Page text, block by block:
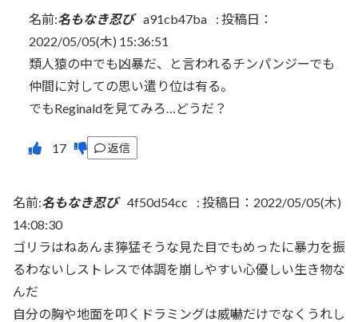
名前:名もなき忍び a91cb47ba : 投稿日：
2022/05/05(木) 15:36:51
類人猿の中でも凶暴だ、と言われるチンパンジーでも
仲間に対しての思い遣り位は有る。
でもReginaldを見てみろ…どうだ？
返信
名前:名もなき忍び 4f50d54cc : 投稿日：2022/05/05(木)
14:08:30
ゴリラはねあんま獰猛そうな見た目でもめったに暴力を振
るわないしストレスで体調を崩しやすい心優しい生き物な
んだ
自分の胸や地面を叩くドラミングは威嚇だけでなくうれし